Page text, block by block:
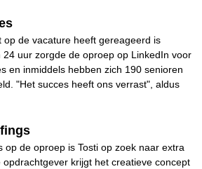
op de vacature heeft gereageerd is
24 uur zorgde de oproep op LinkedIn voor
en inmiddels hebben zich 190 senioren
"Het succes heeft ons verrast", aldus
op de oproep is Tosti op zoek naar extra
opdrachtgever krijgt het creatieve concept